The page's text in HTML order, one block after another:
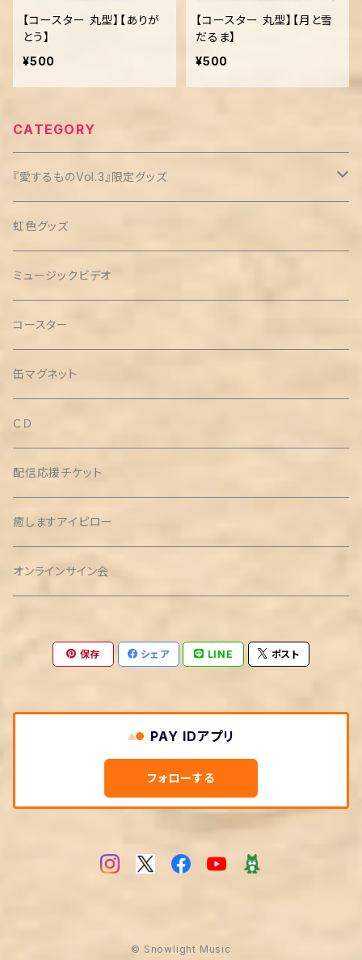
【コースター 丸型】【ありが
とう】
¥500
【コースター 丸型】【月と雪
だるま】
¥500
CATEGORY
『愛するものVol.3』限定グッズ
クリップ缶バッチ(3個セット)
虹色グッズ
ミュージックビデオ
コースター
缶マグネット
ＣＤ
配信応援チケット
癒しますアイピロー
オンラインサイン会
保存 シェア LINE ポスト
PAY IDアプリ
フォローする
© Snowlight Music